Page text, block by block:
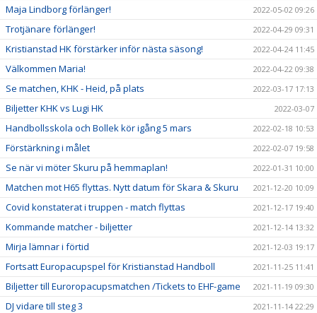
Maja Lindborg förlänger! 2022-05-02 09:26
Trotjänare förlänger! 2022-04-29 09:31
Kristianstad HK förstärker inför nästa säsong! 2022-04-24 11:45
Välkommen Maria! 2022-04-22 09:38
Se matchen, KHK - Heid, på plats 2022-03-17 17:13
Biljetter KHK vs Lugi HK 2022-03-07
Handbollsskola och Bollek kör igång 5 mars 2022-02-18 10:53
Förstärkning i målet 2022-02-07 19:58
Se när vi möter Skuru på hemmaplan! 2022-01-31 10:00
Matchen mot H65 flyttas. Nytt datum för Skara & Skuru 2021-12-20 10:09
Covid konstaterat i truppen - match flyttas 2021-12-17 19:40
Kommande matcher - biljetter 2021-12-14 13:32
Mirja lämnar i förtid 2021-12-03 19:17
Fortsatt Europacupspel för Kristianstad Handboll 2021-11-25 11:41
Biljetter till Euroropacupsmatchen /Tickets to EHF-game 2021-11-19 09:30
DJ vidare till steg 3 2021-11-14 22:29